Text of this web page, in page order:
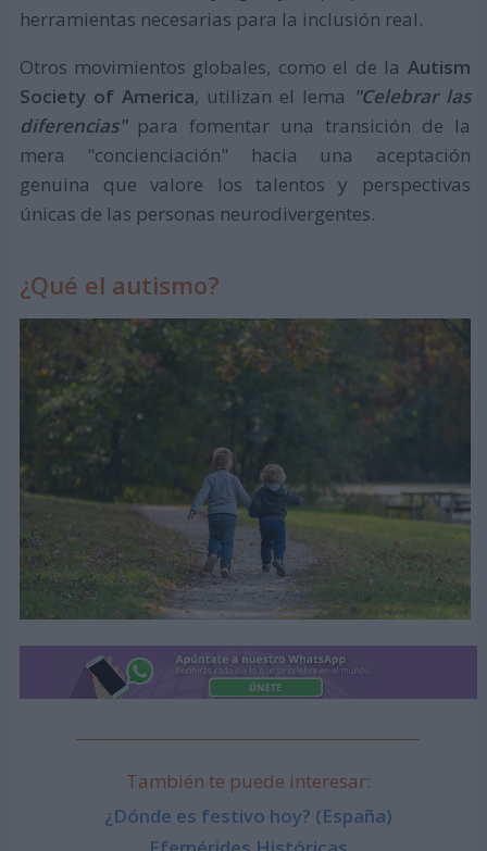
herramientas necesarias para la inclusión real.
Otros movimientos globales, como el de la Autism
Society of America, utilizan el lema "Celebrar las
diferencias"para fomentar una transición de la
mera "concienciación" hacia una aceptación
genuina que valore los talentos y perspectivas
únicas de las personas neurodivergentes.
¿Qué el autismo?
También te puede interesar:
¿Dónde es festivo hoy? (España)